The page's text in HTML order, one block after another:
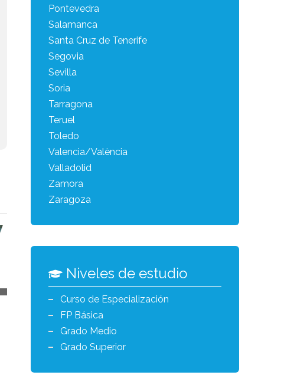
Pontevedra
Salamanca
Santa Cruz de Tenerife
Segovia
Sevilla
Soria
Tarragona
Teruel
Toledo
Valencia/València
Valladolid
Zamora
Zaragoza
Niveles de estudio
Curso de Especialización
FP Básica
Grado Medio
Grado Superior